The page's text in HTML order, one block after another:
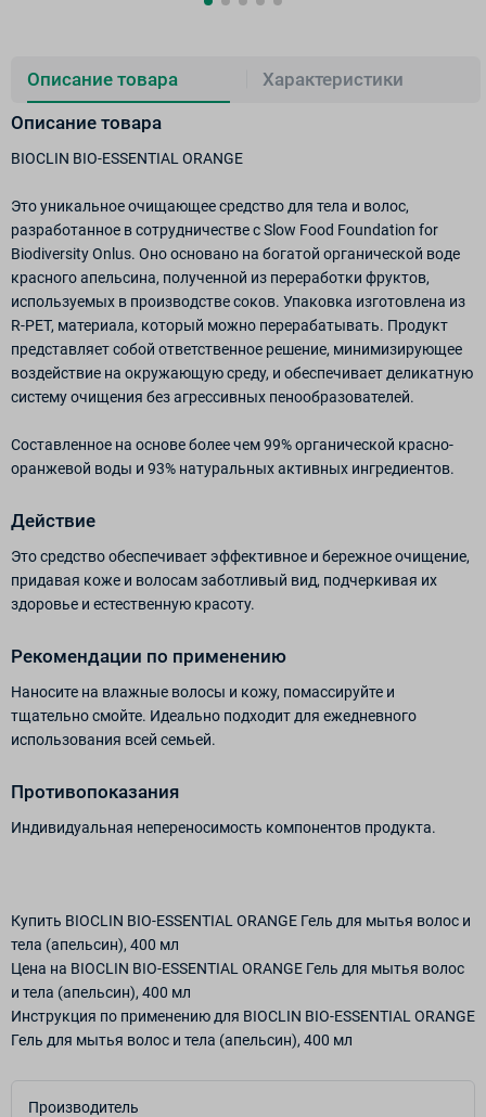
Описание товара
Характеристики
Описание товара
BIOCLIN BIO-ESSENTIAL ORANGE
Это уникальное очищающее средство для тела и волос,
разработанное в сотрудничестве с Slow Food Foundation for
Biodiversity Onlus. Оно основано на богатой органической воде
красного апельсина, полученной из переработки фруктов,
используемых в производстве соков. Упаковка изготовлена из
R-PET, материала, который можно перерабатывать. Продукт
представляет собой ответственное решение, минимизирующее
воздействие на окружающую среду, и обеспечивает деликатную
систему очищения без агрессивных пенообразователей.
Составленное на основе более чем 99% органической красно-
оранжевой воды и 93% натуральных активных ингредиентов.
Действие
Это средство обеспечивает эффективное и бережное очищение,
придавая коже и волосам заботливый вид, подчеркивая их
здоровье и естественную красоту.
Рекомендации по применению
Наносите на влажные волосы и кожу, помассируйте и
тщательно смойте. Идеально подходит для ежедневного
использования всей семьей.
Противопоказания
Индивидуальная непереносимость компонентов продукта.
Купить BIOCLIN BIO-ESSENTIAL ORANGE Гель для мытья волос и
тела (апельсин), 400 мл
Цена на BIOCLIN BIO-ESSENTIAL ORANGE Гель для мытья волос
и тела (апельсин), 400 мл
Инструкция по применению для BIOCLIN BIO-ESSENTIAL ORANGE
Гель для мытья волос и тела (апельсин), 400 мл
Производитель